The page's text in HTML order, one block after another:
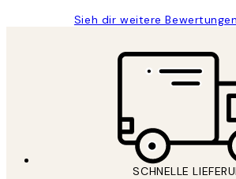
Sieh dir weitere
SCHNELLE